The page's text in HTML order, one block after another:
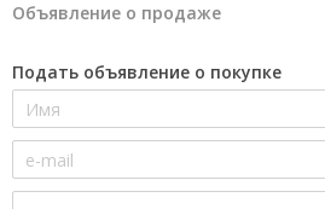
Объявление о продаже
Подать объявление о покупке